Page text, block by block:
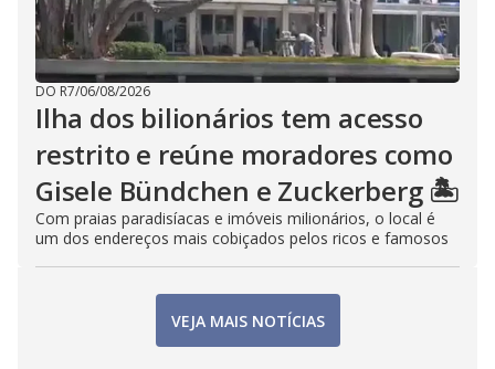
DO R7/06/08/2026
Ilha dos bilionários tem acesso
restrito e reúne moradores como
Gisele Bündchen e Zuckerberg 🏝️
Com praias paradisíacas e imóveis milionários, o local é
um dos endereços mais cobiçados pelos ricos e famosos
VEJA MAIS NOTÍCIAS